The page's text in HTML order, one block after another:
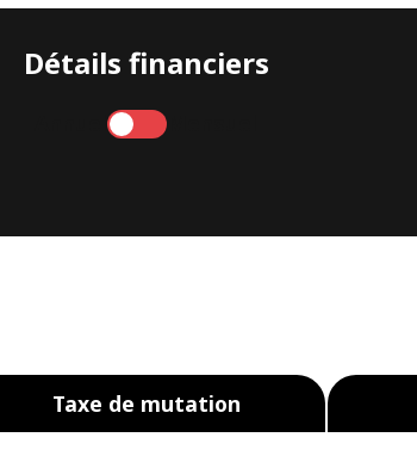
Détails financiers
Annuel
Taxe de mutation